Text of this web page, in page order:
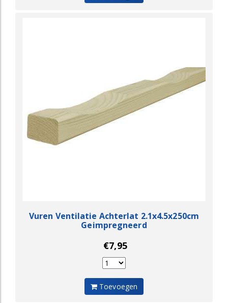
Vuren Ventilatie Achterlat 2.1x4.5x250cm
Geimpregneerd
€7,95
Toevoegen